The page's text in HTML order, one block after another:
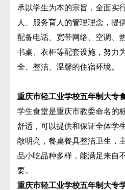
承以学生为本的宗旨，全面实
人、服务育人的管理理念，提
配备电话、宽带网络、空调、
书桌、衣柜等配套设施，努力
全、整洁、温馨的住宿环境。
重庆市轻工业学校五年制大专
学生食堂是重庆市教委命名的
舒适，可以提供和保证全体学
敞明亮，餐桌餐具整洁卫生，
品小吃品种多样，能满足来自
要。
重庆市轻工业学校五年制大专